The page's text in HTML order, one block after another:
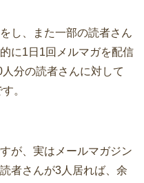
し、また一部の読者さん
に1日1回メルマガを配信
分の読者さんに対して
。
が、実はメールマガジン
者さんが3人居れば、余